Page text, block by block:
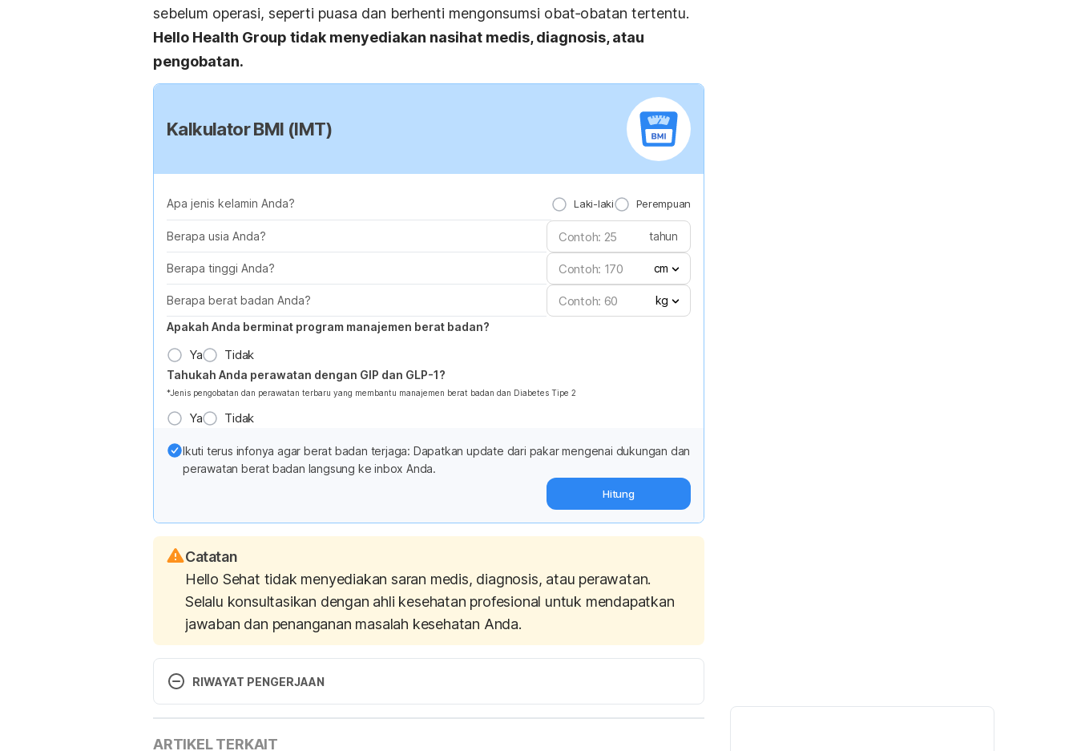
sebelum operasi, seperti puasa dan berhenti mengonsumsi obat‐obatan tertentu.
Hello Health Group tidak menyediakan nasihat medis, diagnosis, atau
pengobatan.
Kalkulator BMI (IMT)
Apa jenis kelamin Anda? Laki-laki Perempuan
Berapa usia Anda? tahun
Berapa tinggi Anda? cm
Berapa berat badan Anda?
kg
Apakah Anda berminat program manajemen berat badan?
Ya Tidak
Tahukah Anda perawatan dengan GIP dan GLP-1?
*Jenis pengobatan dan perawatan terbaru yang membantu manajemen berat badan dan Diabetes Tipe 2
Ya Tidak
Ikuti terus infonya agar berat badan terjaga: Dapatkan update dari pakar mengenai dukungan dan
perawatan berat badan langsung ke inbox Anda.
Hitung
Catatan
Hello Sehat tidak menyediakan saran medis, diagnosis, atau perawatan.
Selalu konsultasikan dengan ahli kesehatan profesional untuk mendapatkan
jawaban dan penanganan masalah kesehatan Anda.
RIWAYAT PENGERJAAN
08/01/2021
ARTIKEL TERKAIT